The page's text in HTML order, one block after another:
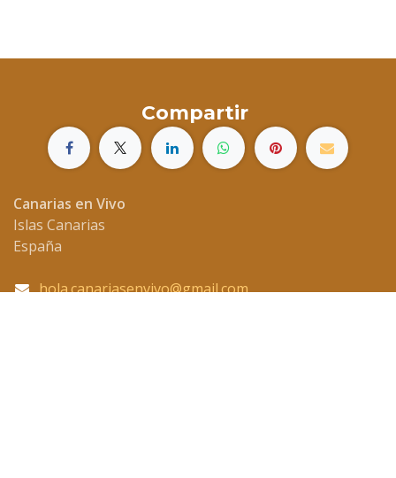
Compartir
Canarias en Vivo
Islas Canarias
España
hola.canariasenvivo@gmail.com